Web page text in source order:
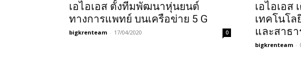
เอไอเอส ตั้งทีมพัฒนาหุ่นยนต์
ทางการแพทย์ บนเครือข่าย 5 G
bigkrenteam - 17/04/2020 0
เอไอเอส
เทคโนโ
และสาธ
bigkrenteam -